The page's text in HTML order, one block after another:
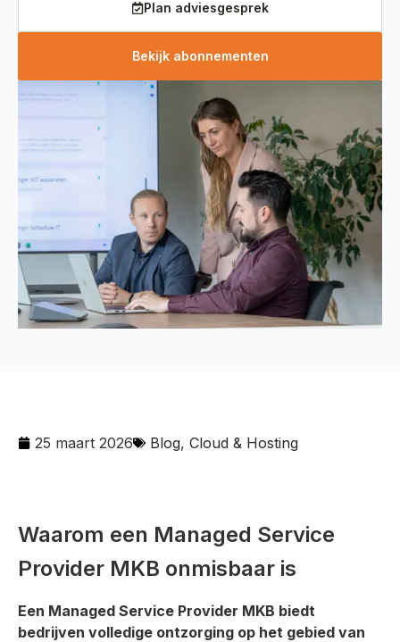
Plan adviesgesprek
Bekijk abonnementen
25 maart 2026 Blog, Cloud & Hosting
Waarom een Managed Service
Provider MKB onmisbaar is
Een Managed Service Provider MKB biedt
bedrijven volledige ontzorging op het gebied van